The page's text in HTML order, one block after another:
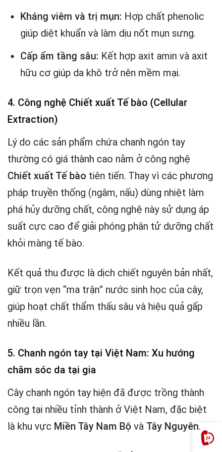
Kháng viêm và trị mụn: Hợp chất phenolic
giúp diệt khuẩn và làm dịu nốt mụn sưng.
Cấp ẩm tầng sâu: Kết hợp axit amin và axit
hữu cơ giúp da khô trở nên mềm mại.
4. Công nghệ Chiết xuất Tế bào (Cellular
Extraction)
Lý do các sản phẩm chứa chanh ngón tay
thường có giá thành cao nằm ở công nghệ
Chiết xuất Tế bào tiên tiến. Thay vì các phương
pháp truyền thống (ngâm, nấu) dùng nhiệt làm
phá hủy dưỡng chất, công nghệ này sử dụng áp
suất cực cao để giải phóng phân tử dưỡng chất
khỏi màng tế bào.
Kết quả thu được là dịch chiết nguyên bản nhất,
giữ trọn vẹn “ma trận” nước sinh học của cây,
giúp hoạt chất thẩm thấu sâu và hiệu quả gấp
nhiều lần.
5. Chanh ngón tay tại Việt Nam: Xu hướng
chăm sóc da tại gia
Cây chanh ngón tay hiện đã được trồng thành
công tại nhiều tỉnh thành ở Việt Nam, đặc biệt
là khu vực Miền Tây Nam Bộ và Tây Nguyên.